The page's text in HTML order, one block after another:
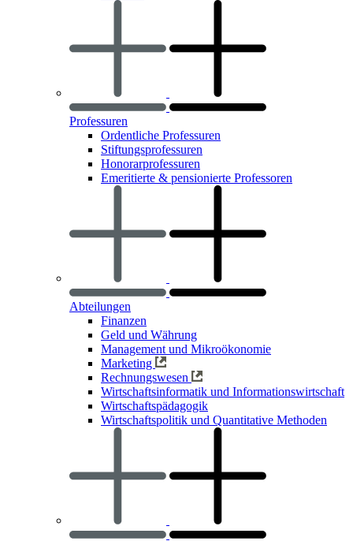
Professuren
Ordentliche Professuren
Stiftungsprofessuren
Honorarprofessuren
Emeritierte & pensionierte Professoren
Abteilungen
Finanzen
Geld und Währung
Management und Mikroökonomie
Marketing
Rechnungswesen
Wirtschaftsinformatik und Informationswirtschaft
Wirtschaftspädagogik
Wirtschaftspolitik und Quantitative Methoden